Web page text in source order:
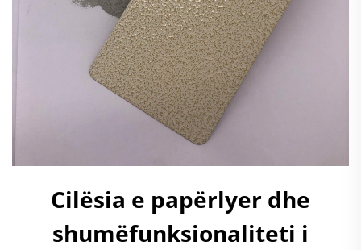
Cilësia e papërlyer dhe
shumëfunksionaliteti i